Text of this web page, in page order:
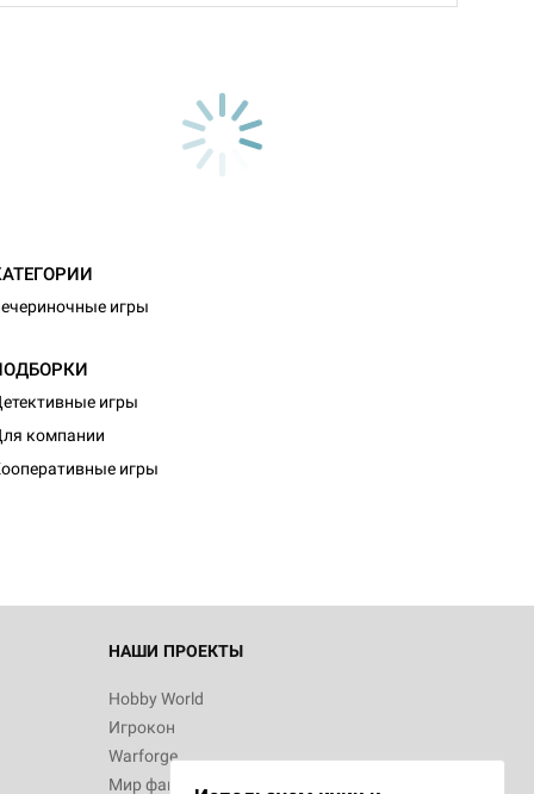
игры
игры
компании
игры
НАШИ ПРОЕКТЫ
Hobby World
Игрокон
Warforge
Мир фантастики
Монстры